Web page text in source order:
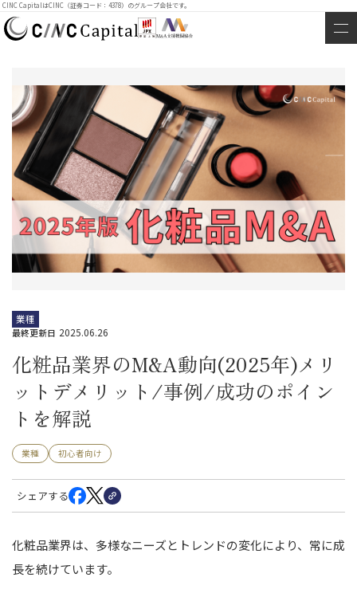
CINC CapitalはCINC（証券コード：4378）のグループ会社です。
業種
最終更新日 2025.06.26
化粧品業界のM&A動向(2025年)メリ
ットデメリット/事例/成功のポイン
トを解説
業種 初心者向け
シェアする
化粧品業界は、多様なニーズとトレンドの変化により、常に成
長を続けています。